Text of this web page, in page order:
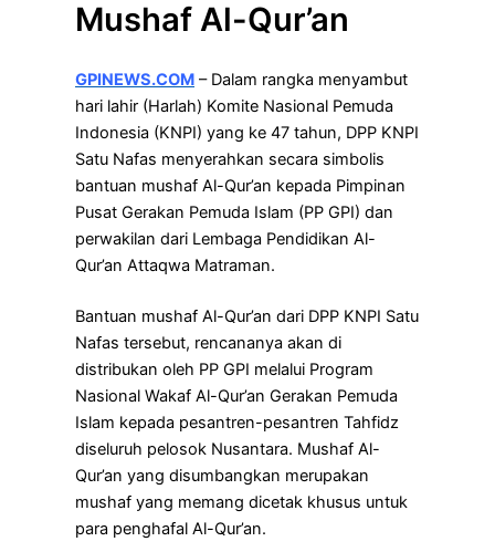
Mushaf Al-Qur’an
GPINEWS.COM – Dalam rangka menyambut
hari lahir (Harlah) Komite Nasional Pemuda
Indonesia (KNPI) yang ke 47 tahun, DPP KNPI
Satu Nafas menyerahkan secara simbolis
bantuan mushaf Al-Qur’an kepada Pimpinan
Pusat Gerakan Pemuda Islam (PP GPI) dan
perwakilan dari Lembaga Pendidikan Al-
Qur’an Attaqwa Matraman.
Bantuan mushaf Al-Qur’an dari DPP KNPI Satu
Nafas tersebut, rencananya akan di
distribukan oleh PP GPI melalui Program
Nasional Wakaf Al-Qur’an Gerakan Pemuda
Islam kepada pesantren-pesantren Tahfidz
diseluruh pelosok Nusantara. Mushaf Al-
Qur’an yang disumbangkan merupakan
mushaf yang memang dicetak khusus untuk
para penghafal Al-Qur’an.